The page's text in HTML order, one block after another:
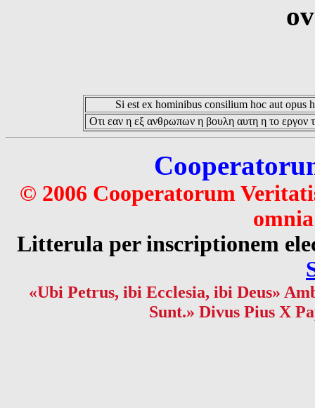
Si est ex hominibus consilium hoc aut opus
Οτι εαν η εξ ανθρωπων η βουλη αυτη η το εργον
© 2006 Cooperatorum
Litterula per inscriptionem
«Ubi Petrus, ibi Ecclesia, ibi Deus»
Sunt.» Divus Pius X